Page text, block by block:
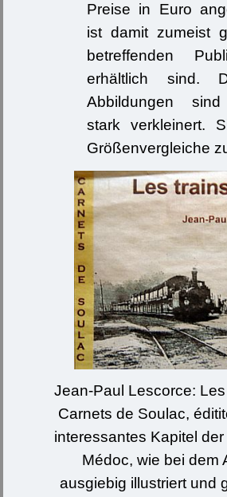
Preise in Euro
ist damit zumeist
betreffenden
erhältlich sind.
Abbildungen sind
stark verkleinert.
Größenvergleiche
Jean-Paul Lescorce:
Carnets de Soulac,
interessantes Kapitel
Médoc, wie bei dem
ausgiebig illustriert und